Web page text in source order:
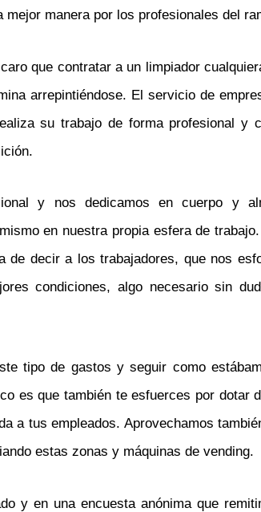
manera por los profesionales del
que contratar a un limpiador
arrepintiéndose. El servicio de
su trabajo de forma profesional y
y nos dedicamos en cuerpo y
en nuestra propia esfera de
de decir a los trabajadores, que nos
condiciones, algo necesario sin
tipo de gastos y seguir como
es que también te esfuerces por dotar
a tus empleados. Aprovechamos
estas zonas y máquinas de vending.
y en una encuesta anónima que